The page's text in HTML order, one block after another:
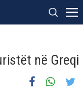
në Greqi